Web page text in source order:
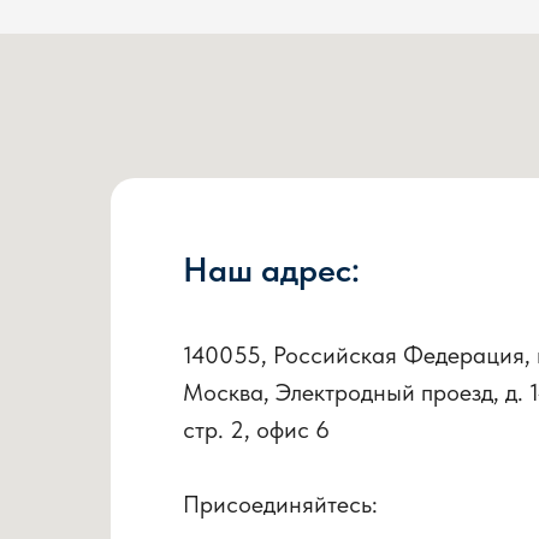
Наш адрес:
140055, Российская Федерация,
Москва, Электродный проезд, д.
стр. 2, офис 6
Присоединяйтесь: